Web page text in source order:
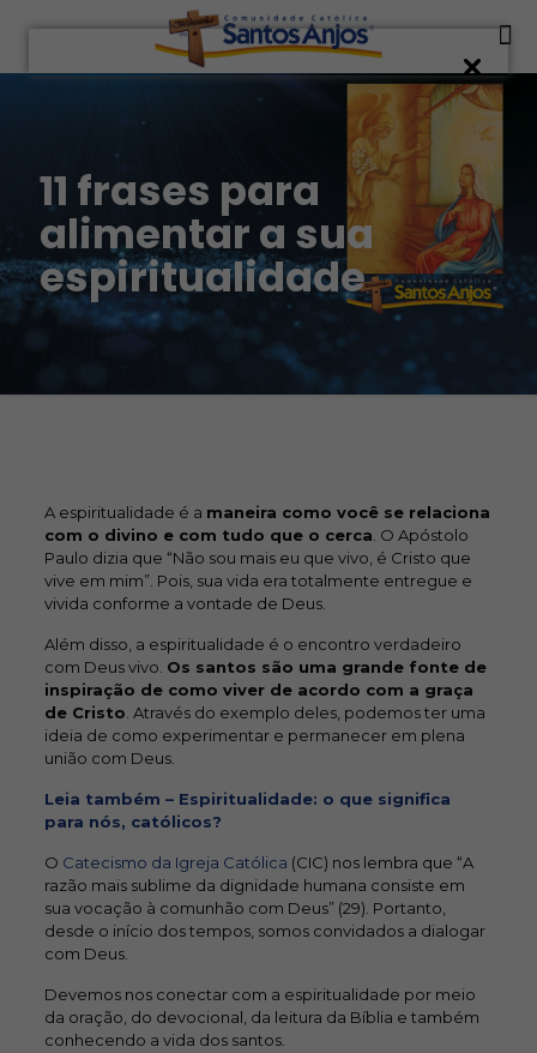
11 frases para
alimentar a sua
espiritualidade
A espiritualidade é a maneira como você se relaciona
com o divino e com tudo que o cerca . O Apóstolo
Paulo dizia que “Não sou mais eu que vivo, é Cristo que
vive em mim”. Pois, sua vida era totalmente entregue e
vivida conforme a vontade de Deus.
Além disso, a espiritualidade é o encontro verdadeiro
com Deus vivo. Os santos são uma grande fonte de
inspiração de como viver de acordo com a graça
de Cristo . Através do exemplo deles, podemos ter uma
ideia de como experimentar e permanecer em plena
união com Deus.
Leia também – Espiritualidade: o que significa
para nós, católicos?
O Catecismo da Igreja Católica (CIC) nos lembra que “A
razão mais sublime da dignidade humana consiste em
sua vocação à comunhão com Deus” (29). Portanto,
desde o início dos tempos, somos convidados a dialogar
com Deus.
Devemos nos conectar com a espiritualidade por meio
da oração, do devocional, da leitura da Bíblia e também
conhecendo a vida dos santos.